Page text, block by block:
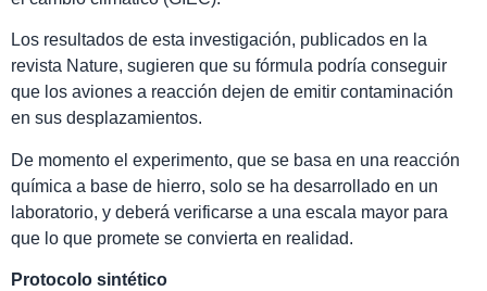
Los resultados de esta investigación, publicados en la
revista Nature, sugieren que su fórmula podría conseguir
que los aviones a reacción dejen de emitir contaminación
en sus desplazamientos.
De momento el experimento, que se basa en una reacción
química a base de hierro, solo se ha desarrollado en un
laboratorio, y deberá verificarse a una escala mayor para
que lo que promete se convierta en realidad.
Protocolo sintético